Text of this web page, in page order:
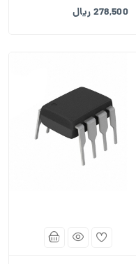
278,500 ریال